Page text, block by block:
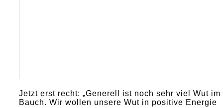
Jetzt erst recht: „Generell ist noch sehr viel Wut im
Bauch. Wir wollen unsere Wut in positive Energie